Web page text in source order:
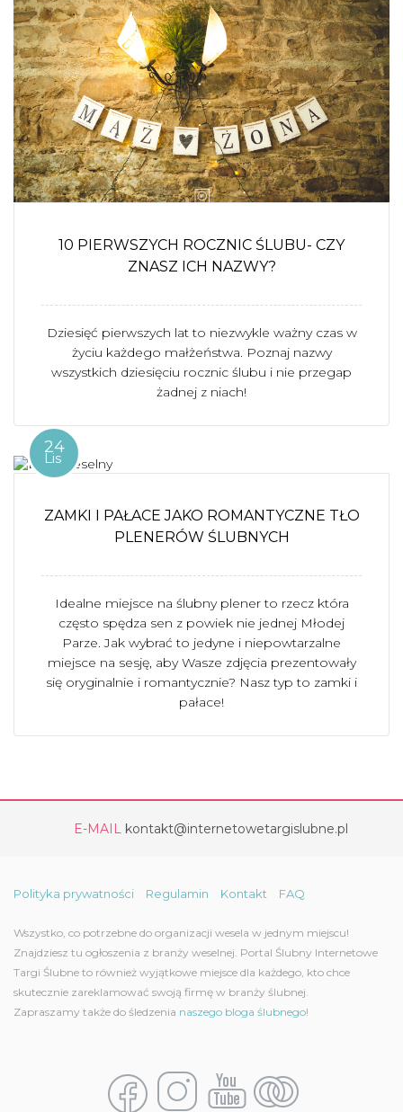
10 PIERWSZYCH ROCZNIC ŚLUBU- CZY
ZNASZ ICH NAZWY?
Dziesięć pierwszych lat to niezwykle ważny czas w
życiu każdego małżeństwa. Poznaj nazwy
wszystkich dziesięciu rocznic ślubu i nie przegap
żadnej z niach!
24
Lis
ZAMKI I PAŁACE JAKO ROMANTYCZNE TŁO
PLENERÓW ŚLUBNYCH
Idealne miejsce na ślubny plener to rzecz która
często spędza sen z powiek nie jednej Młodej
Parze. Jak wybrać to jedyne i niepowtarzalne
miejsce na sesję, aby Wasze zdjęcia prezentowały
się oryginalnie i romantycznie? Nasz typ to zamki i
pałace!
E-MAIL kontakt@internetowetargislubne.pl
Polityka prywatności Regulamin Kontakt FAQ
Wszystko, co potrzebne do organizacji wesela w jednym miejscu!
Znajdziesz tu ogłoszenia z branży weselnej. Portal Ślubny Internetowe
Targi Ślubne to również wyjątkowe miejsce dla każdego, kto chce
skutecznie zareklamować swoją firmę w branży ślubnej.
Zapraszamy także do śledzenia naszego bloga ślubnego!